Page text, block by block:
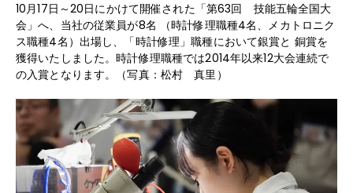
サスティナビリティ
ニュース
採用
ヘルプ
10月17日～20日にかけて開催された「第63回 技能五輪全国大
会」へ、当社の従業員が8名 （時計修理職種4名、メカトロニク
ス職種4名）出場し、「時計修理」職種において銀賞と 銅賞を
獲得いたしました。時計修理職種では2014年以来12大会連続で
の入賞となります。（写真：松村 真里）